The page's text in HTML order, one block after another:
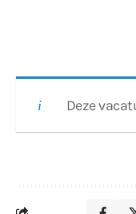
Deze